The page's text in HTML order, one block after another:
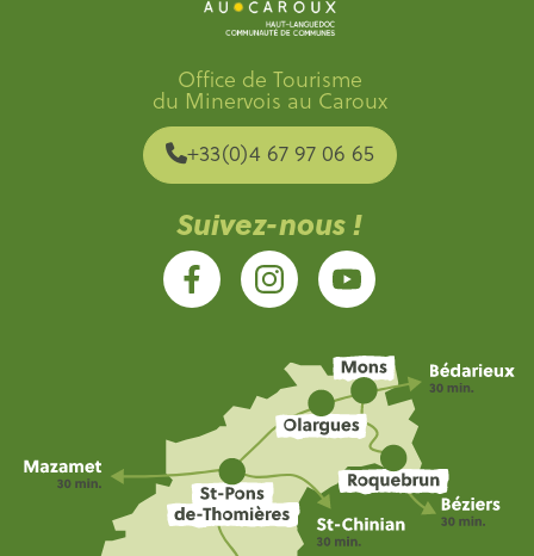
Office de Tourisme
du Minervois au Caroux
+33(0)4 67 97 06 65
Suivez-nous !